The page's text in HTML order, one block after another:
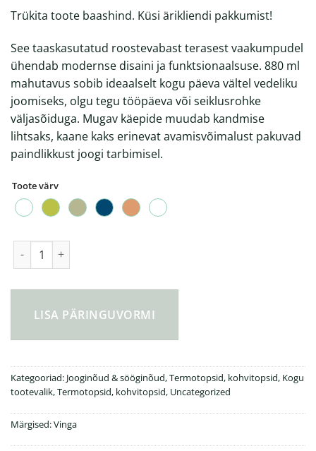
Trükita toote baashind. Küsi ärikliendi pakkumist!
See taaskasutatud roostevabast terasest vaakumpudel
ühendab modernse disaini ja funktsionaalsuse. 880 ml
mahutavus sobib ideaalselt kogu päeva vältel vedeliku
joomiseks, olgu tegu tööpäeva või seiklusrohke
väljasõiduga. Mugav käepide muudab kandmise
lihtsaks, kaane kaks erinevat avamisvõimalust pakuvad
paindlikkust joogi tarbimisel.
Toote värv
LISA PÄRINGUVORMI
Kategooriad: Jooginõud & sööginõud,Termotopsid, kohvitopsid, Kogu
tootevalik,Termotopsid, kohvitopsid, Uncategorized
Märgised:Vinga